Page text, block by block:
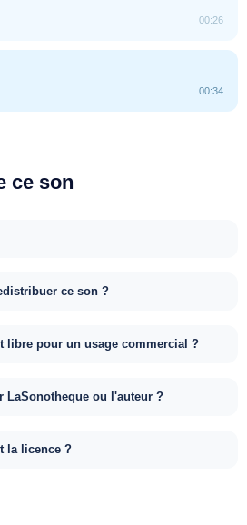
00:26
00:34
ce son
ce son ?
libre pour un usage commercial ?
LaSonotheque ou l'auteur ?
la licence ?